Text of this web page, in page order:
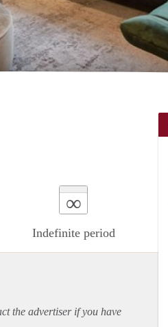
∞
Indefinite period
the advertiser if you have